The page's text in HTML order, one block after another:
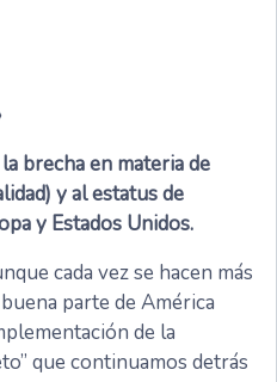
brecha en materia de
y al estatus de
y Estados Unidos.
cada vez se hacen más
parte de América
de la
que continuamos detrás